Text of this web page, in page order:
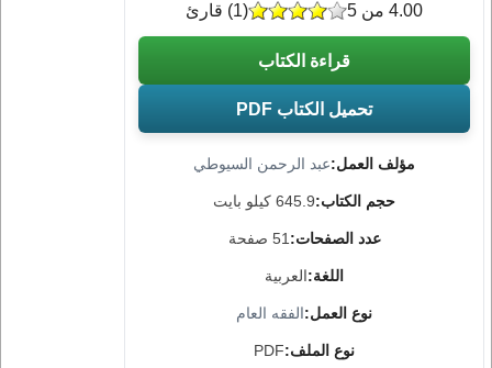
مؤلف العمل:عبد الرحمن السيوطي
حجم الكتاب:645.9 كيلو بايت
عدد الصفحات: 51 صفحة
اللغة:العربية
نوع العمل:الفقه العام
نوع الملف:PDF
(
1) قارئ 4.00 من 5
قراءة الكتاب
تحميل الكتاب PDF